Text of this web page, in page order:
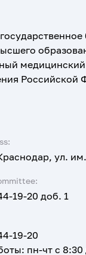
Российской
ул.
19-20 доб. 1
19-20
пн-чт с 8:30